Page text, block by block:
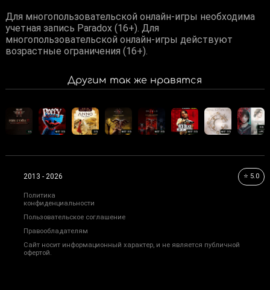
Для многопользовательской онлайн-игры необходима
учетная запись Paradox (16+). Для
многопользовательской онлайн-игры действуют
возрастные ограничения (16+).
Другим так же нравятся
2013 - 2026 ⭐ 5.0
Политика
конфиденциальности
Пользовательское соглашение
Правообладателям
Сайт носит информационный характер, и не является публичной
офертой.